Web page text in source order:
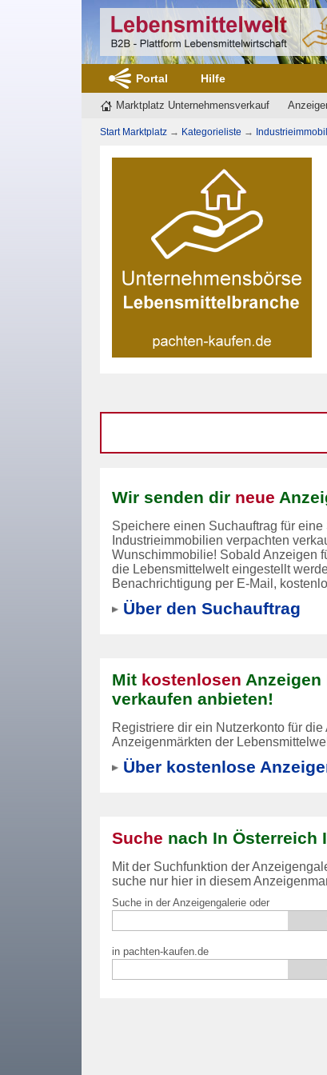
Portal Hilfe
Marktplatz Unternehmensverkauf
Start Marktplatz → Kategorieliste →
Wir senden dir neue
Speichere einen Suchauftrag für
Industrieimmobilien verpachten
Wunschimmobilie! Sobald Anzeigen
die Lebensmittelwelt eingestellt
Benachrichtigung per E-Mail,
Über den Suchauftrag
Mit kostenlosen
verkaufen anbieten!
Registriere dir ein Nutzerkonto für
Anzeigenmärkten der
Über kostenlose
Suche nach In Österreich
Mit der Suchfunktion der
suche nur hier in diesem
Suche in der Anzeigengalerie oder
in pachten-kaufen.de